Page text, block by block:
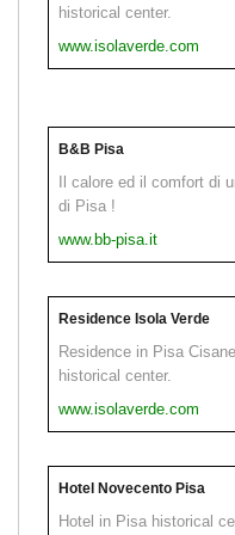
historical center.
www.isolaverde.com
B&B Pisa
Il calore ed il comfort di
di Pisa !
www.bb-pisa.it
Residence Isola Verde
Residence in Pisa
historical center.
www.isolaverde.com
Hotel Novecento Pisa
Hotel in Pisa historical